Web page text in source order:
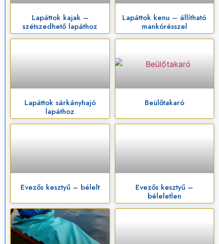
Lapáttok kajak –
szétszedhető lapáthoz
Lapáttok kenu – állítható
mankórésszel
Lapáttok sárkányhajó
lapáthoz
Beülőtakaró
Evezős kesztyű – bélelt
Evezős kesztyű –
béleletlen